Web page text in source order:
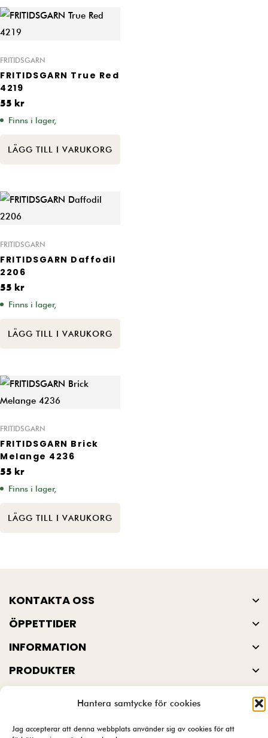
Hantera samtycke för cookies
Jag accepterar att denna webbplats använder sig av cookies för att
FRITIDSGARN
FRITIDSGARN True Red
4219
55 kr
Finns i lager,
LÄGG TILL I VARUKORG
FRITIDSGARN
FRITIDSGARN Daffodil
2206
55 kr
Finns i lager,
LÄGG TILL I VARUKORG
FRITIDSGARN
FRITIDSGARN Brick
Melange 4236
55 kr
Finns i lager,
LÄGG TILL I VARUKORG
KONTAKTA OSS
ÖPPETTIDER
INFORMATION
PRODUKTER